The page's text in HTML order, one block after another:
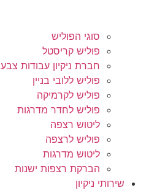
סוגי הפוליש
פוליש קריסטל
חברת ניקיון עבודות צבע
פוליש ללובי בניין
פוליש לקרמיקה
פוליש לחדר מדרגות
ליטוש רצפה
פוליש לרצפה
ליטוש מדרגות
הברקת רצפות ישנות
שירותי ניקיון